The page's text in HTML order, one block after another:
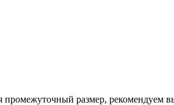
промежуточный размер, рекомендуем